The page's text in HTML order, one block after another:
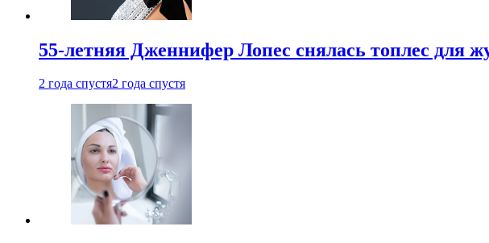
55-летняя Дженнифер Лопес снялась топлес для
2 года спустя2 года спустя